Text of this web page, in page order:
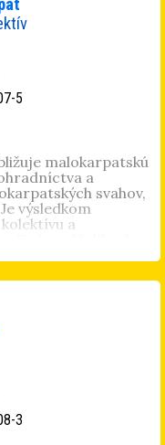
nových vín na
5
malokarpatskú
a
svahov,
výsledkom
a
ale aj o tradičnej
3